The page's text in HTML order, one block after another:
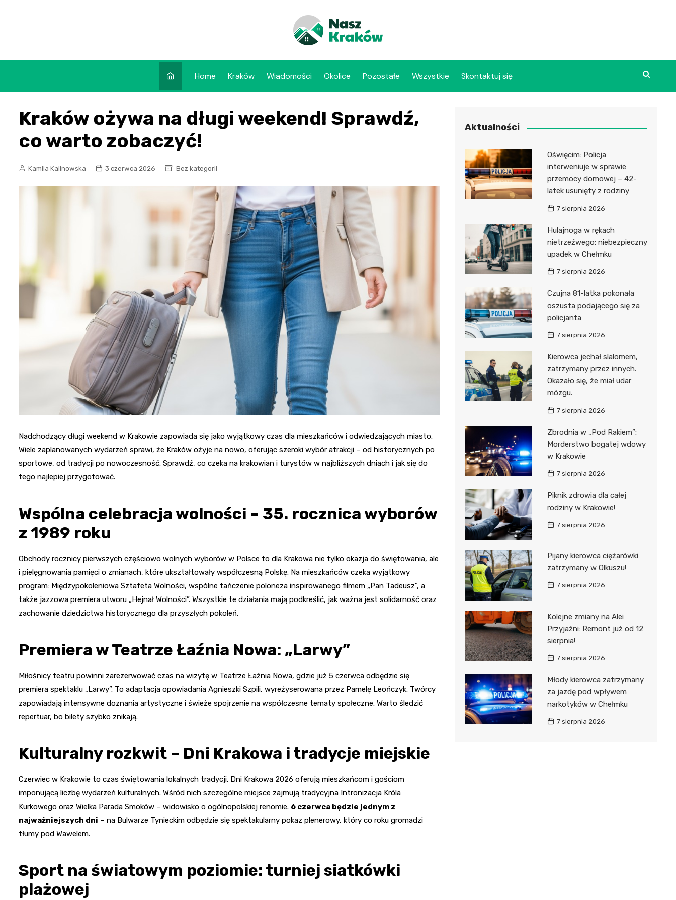
Home Kraków Wiadomości Okolice Pozostałe Wszystkie Skontaktuj się
Kraków ożywa na długi weekend! Sprawdź,
co warto zobaczyć!
Kamila Kalinowska 3 czerwca 2026 Bez kategorii
Nadchodzący długi weekend w Krakowie zapowiada się jako wyjątkowy czas dla mieszkańców i odwiedzających miasto.
Wiele zaplanowanych wydarzeń sprawi, że Kraków ożyje na nowo, oferując szeroki wybór atrakcji – od historycznych po
sportowe, od tradycji po nowoczesność. Sprawdź, co czeka na krakowian i turystów w najbliższych dniach i jak się do
tego najlepiej przygotować.
Wspólna celebracja wolności – 35. rocznica wyborów
z 1989 roku
Obchody rocznicy pierwszych częściowo wolnych wyborów w Polsce to dla Krakowa nie tylko okazja do świętowania, ale
i pielęgnowania pamięci o zmianach, które ukształtowały współczesną Polskę. Na mieszkańców czeka wyjątkowy
program: Międzypokoleniowa Sztafeta Wolności, wspólne tańczenie poloneza inspirowanego filmem „Pan Tadeusz”, a
także jazzowa premiera utworu „Hejnał Wolności”. Wszystkie te działania mają podkreślić, jak ważna jest solidarność oraz
zachowanie dziedzictwa historycznego dla przyszłych pokoleń.
Premiera w Teatrze Łaźnia Nowa: „Larwy”
Miłośnicy teatru powinni zarezerwować czas na wizytę w Teatrze Łaźnia Nowa, gdzie już 5 czerwca odbędzie się
premiera spektaklu „Larwy”. To adaptacja opowiadania Agnieszki Szpili, wyreżyserowana przez Pamelę Leończyk. Twórcy
zapowiadają intensywne doznania artystyczne i świeże spojrzenie na współczesne tematy społeczne. Warto śledzić
repertuar, bo bilety szybko znikają.
Kulturalny rozkwit – Dni Krakowa i tradycje miejskie
Czerwiec w Krakowie to czas świętowania lokalnych tradycji. Dni Krakowa 2026 oferują mieszkańcom i gościom
imponującą liczbę wydarzeń kulturalnych. Wśród nich szczególne miejsce zajmują tradycyjna Intronizacja Króla
Kurkowego oraz Wielka Parada Smoków – widowisko o ogólnopolskiej renomie. 6 czerwca będzie jednym z
najważniejszych dni – na Bulwarze Tynieckim odbędzie się spektakularny pokaz plenerowy, który co roku gromadzi
tłumy pod Wawelem.
Sport na światowym poziomie: turniej siatkówki
plażowej
Aktualności
Oświęcim: Policja
interweniuje w sprawie
przemocy domowej – 42-
latek usunięty z rodziny
7 sierpnia 2026
Hulajnoga w rękach
nietrzeźwego: niebezpieczny
upadek w Chełmku
7 sierpnia 2026
Czujna 81-latka pokonała
oszusta podającego się za
policjanta
7 sierpnia 2026
Kierowca jechał slalomem,
zatrzymany przez innych.
Okazało się, że miał udar
mózgu.
7 sierpnia 2026
Zbrodnia w „Pod Rakiem”:
Morderstwo bogatej wdowy
w Krakowie
7 sierpnia 2026
Piknik zdrowia dla całej
rodziny w Krakowie!
7 sierpnia 2026
Pijany kierowca ciężarówki
zatrzymany w Olkuszu!
7 sierpnia 2026
Kolejne zmiany na Alei
Przyjaźni: Remont już od 12
sierpnia!
7 sierpnia 2026
Młody kierowca zatrzymany
za jazdę pod wpływem
narkotyków w Chełmku
7 sierpnia 2026